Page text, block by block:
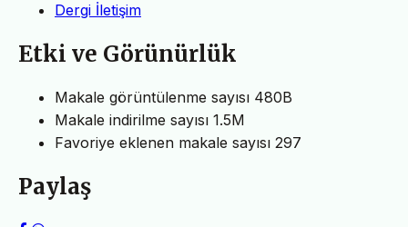
Dergi İletişim
Etki ve Görünürlük
Makale görüntülenme sayısı 480B
Makale indirilme sayısı 1.5M
Favoriye eklenen makale sayısı 297
Paylaş